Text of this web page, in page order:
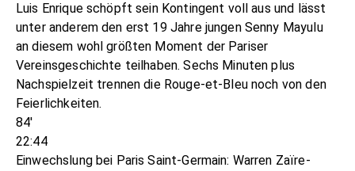
Luis Enrique schöpft sein Kontingent voll aus und lässt
unter anderem den erst 19 Jahre jungen Senny Mayulu
an diesem wohl größten Moment der Pariser
Vereinsgeschichte teilhaben. Sechs Minuten plus
Nachspielzeit trennen die Rouge-et-Bleu noch von den
Feierlichkeiten.
84'
22:44
Einwechslung bei Paris Saint-Germain: Warren Zaïre-